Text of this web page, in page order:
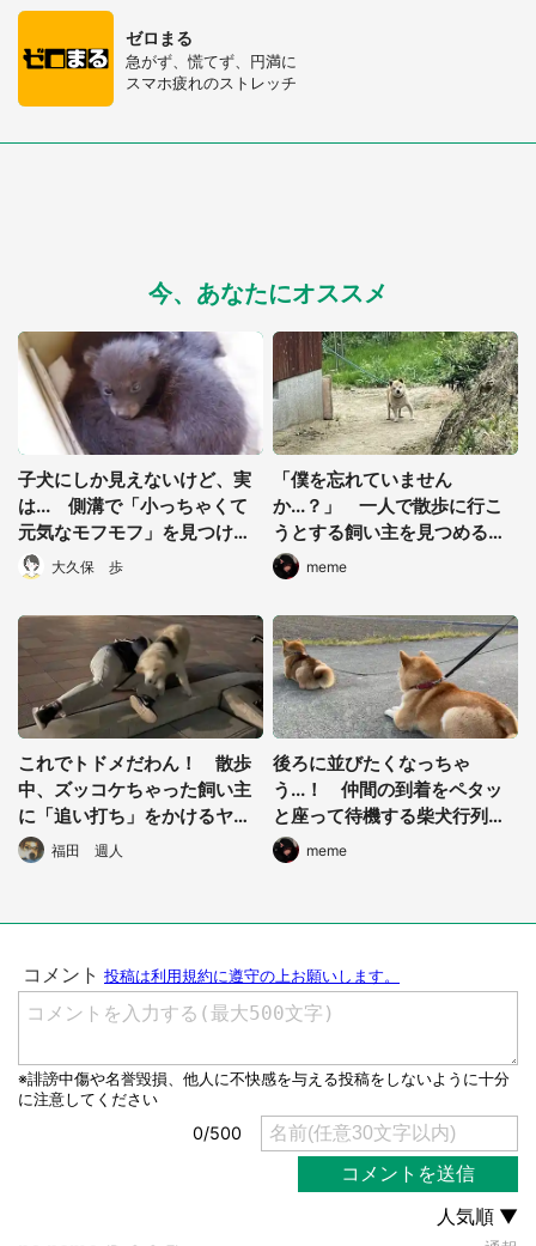
都道府選択
選択する
ゼロまる
急がず、慌てず、円満に
スマホ疲れのストレッチ
今、あなたにオススメ
子犬にしか見えないけど、実
は... 側溝で「小っちゃくて
元気なモフモフ」を見つけて
も、連れて帰っちゃダメな理
由
大久保 歩
「僕を忘れていません
か...？」 一人で散歩に行こ
うとする飼い主を見つめるワ
ンコの哀愁が凄い
meme
これでトドメだわん！ 散歩
中、ズッコケちゃった飼い主
に「追い打ち」をかけるヤン
チャな子犬が激ラブリー
福田 週人
後ろに並びたくなっちゃ
う...！ 仲間の到着をペタッ
と座って待機する柴犬行列が
かわいすぎる
meme